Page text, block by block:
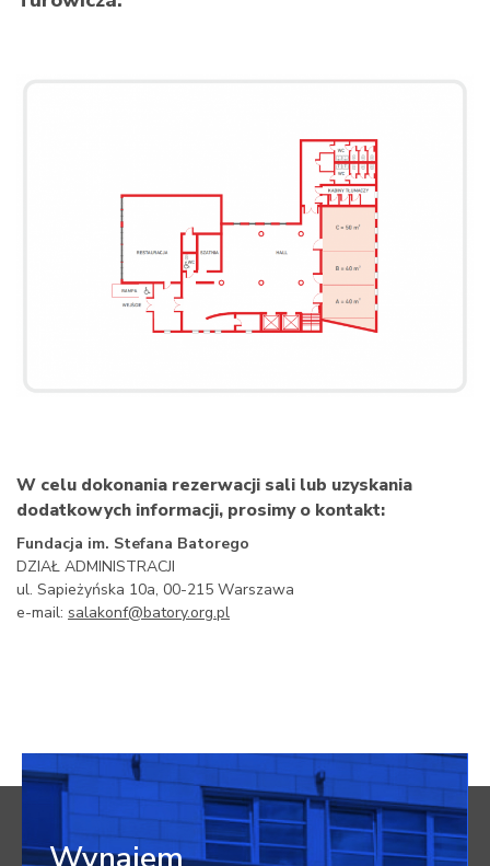
W celu dokonania rezerwacji sali lub uzyskania
dodatkowych informacji, prosimy o kontakt:
Fundacja im. Stefana Batorego
DZIAŁ ADMINISTRACJI
ul. Sapieżyńska 10a, 00-215 Warszawa
e-mail: salakonf@batory.org.pl